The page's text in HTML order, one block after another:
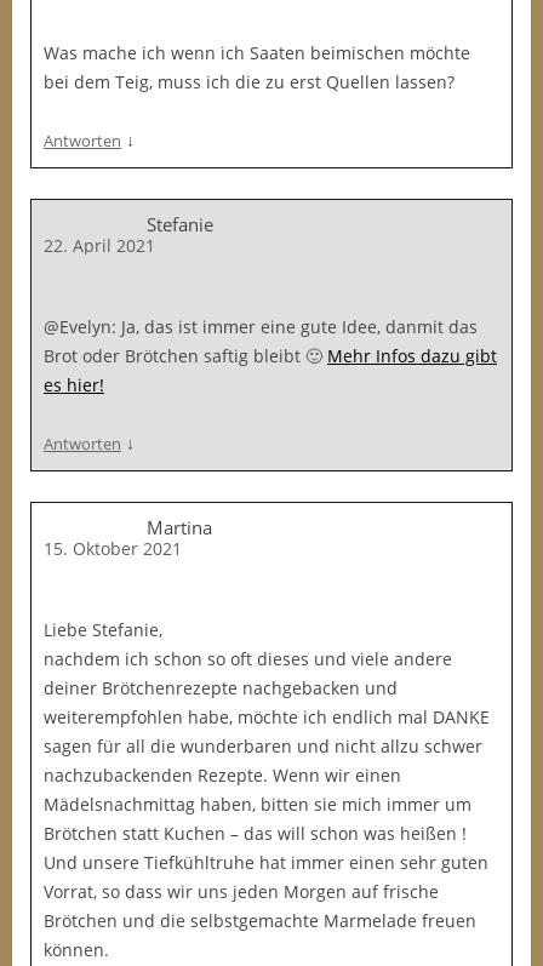
Was mache ich wenn ich Saaten beimischen möchte
bei dem Teig, muss ich die zu erst Quellen lassen?
Antworten ↓
Stefanie
22. April 2021
@Evelyn: Ja, das ist immer eine gute Idee, danmit das
Brot oder Brötchen saftig bleibt 🙂 Mehr Infos dazu gibt
es hier!
Antworten ↓
Martina
15. Oktober 2021
Liebe Stefanie,
nachdem ich schon so oft dieses und viele andere
deiner Brötchenrezepte nachgebacken und
weiterempfohlen habe, möchte ich endlich mal DANKE
sagen für all die wunderbaren und nicht allzu schwer
nachzubackenden Rezepte. Wenn wir einen
Mädelsnachmittag haben, bitten sie mich immer um
Brötchen statt Kuchen – das will schon was heißen !
Und unsere Tiefkühltruhe hat immer einen sehr guten
Vorrat, so dass wir uns jeden Morgen auf frische
Brötchen und die selbstgemachte Marmelade freuen
können.